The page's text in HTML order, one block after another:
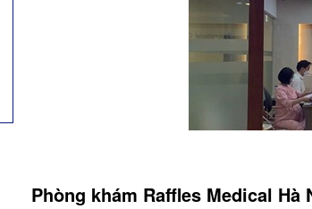
Phòng khám Raffles Medical Hà